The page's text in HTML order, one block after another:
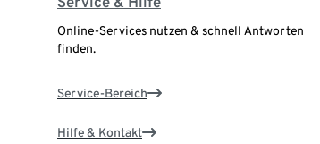
Online-Services nutzen & schnell Antworten
finden.
Service-Bereich
Hilfe & Kontakt